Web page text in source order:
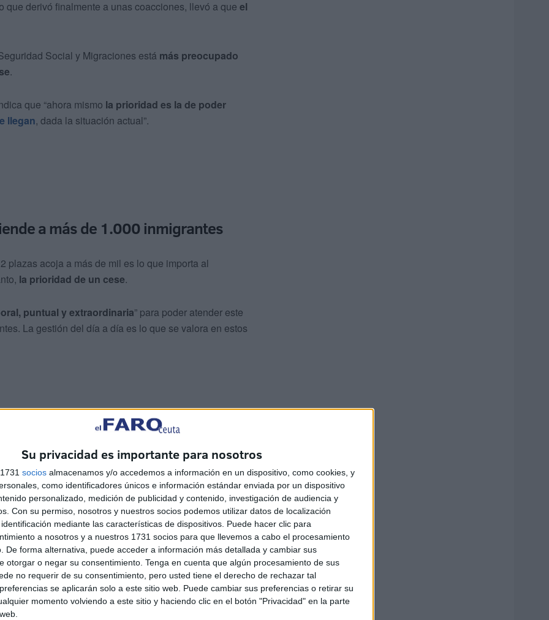
Su privacidad es importante para nosotros
socios almacenamos y/o accedemos a información en un dispositivo, como cookies, y
como identificadores únicos e información estándar enviada por un dispositivo
personalizado, medición de publicidad y contenido, investigación de audiencia y
Con su permiso, nosotros y nuestros socios podemos utilizar datos de localización
mediante las características de dispositivos. Puede hacer clic para
a nosotros y a nuestros 1731 socios para que llevemos a cabo el procesamiento
De forma alternativa, puede acceder a información más detallada y cambiar sus
otorgar o negar su consentimiento. Tenga en cuenta que algún procesamiento de sus
no requerir de su consentimiento, pero usted tiene el derecho de rechazar tal
se aplicarán solo a este sitio web. Puede cambiar sus preferencias o retirar su
momento volviendo a este sitio y haciendo clic en el botón "Privacidad" en la parte
derivó finalmente a unas coacciones, llevó a que el
Social y Migraciones está más preocupado
.
que “ahora mismo la prioridad es la de poder
llegan, dada la situación actual”.
a más de 1.000 inmigrantes
plazas acoja a más de mil es lo que importa al
la prioridad de un cese.
puntual y extraordinaria” para poder atender este
La gestión del día a día es lo que se valora en estos
que no es querido, por ejemplo, por el propio partido
Miguel Ángel Pérez Triano, indicaba en rueda de
, “ni estamos contentos para nada con la